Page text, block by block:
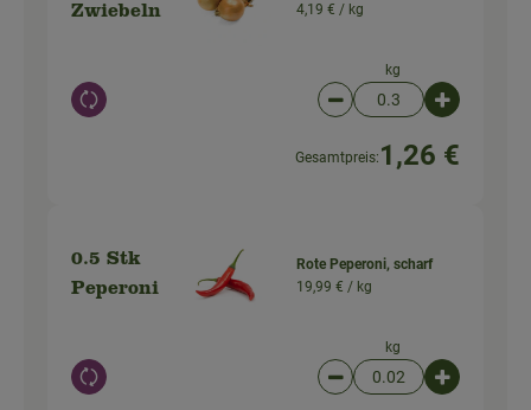
Zwiebeln
Auswahl ändern
4,19 € / kg
kg
Artikelanzahl
Gesamtpreis: 1,26 €
0.5 Stk
Peperoni
Auswahl ändern
Rote Peperoni, scharf
19,99 € / kg
kg
Artikelanzahl